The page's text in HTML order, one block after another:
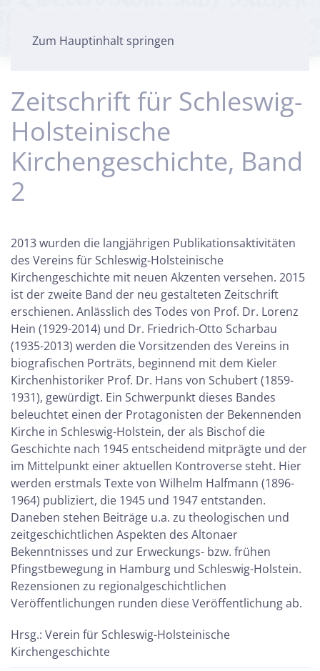
Zum Hauptinhalt springen
Zeitschrift für Schleswig-
Holsteinische
Kirchengeschichte, Band
2
2013 wurden die langjährigen Publikationsaktivitäten
des Vereins für Schleswig-Holsteinische
Kirchengeschichte mit neuen Akzenten versehen. 2015
ist der zweite Band der neu gestalteten Zeitschrift
erschienen. Anlässlich des Todes von Prof. Dr. Lorenz
Hein (1929-2014) und Dr. Friedrich-Otto Scharbau
(1935-2013) werden die Vorsitzenden des Vereins in
biografischen Porträts, beginnend mit dem Kieler
Kirchenhistoriker Prof. Dr. Hans von Schubert (1859-
1931), gewürdigt. Ein Schwerpunkt dieses Bandes
beleuchtet einen der Protagonisten der Bekennenden
Kirche in Schleswig-Holstein, der als Bischof die
Geschichte nach 1945 entscheidend mitprägte und der
im Mittelpunkt einer aktuellen Kontroverse steht. Hier
werden erstmals Texte von Wilhelm Halfmann (1896-
1964) publiziert, die 1945 und 1947 entstanden.
Daneben stehen Beiträge u.a. zu theologischen und
zeitgeschichtlichen Aspekten des Altonaer
Bekenntnisses und zur Erweckungs- bzw. frühen
Pfingstbewegung in Hamburg und Schleswig-Holstein.
Rezensionen zu regionalgeschichtlichen
Veröffentlichungen runden diese Veröffentlichung ab.
Hrsg.: Verein für Schleswig-Holsteinische
Kirchengeschichte